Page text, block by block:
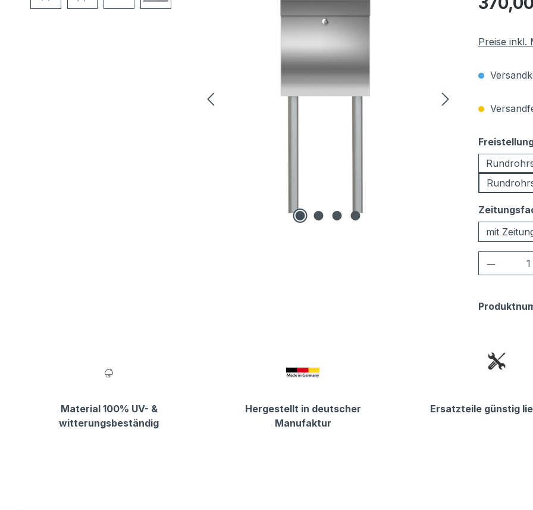
Preise inkl.
mit
Material 100% UV- &
witterungsbeständig
Hergestellt in deutscher
Manufaktur
Ersatzteile günstig